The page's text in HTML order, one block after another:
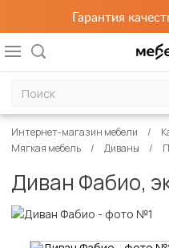
Гарантия
Интернет-магазин мебели
Мягкая мебель
Диваны
Диван Фабио,